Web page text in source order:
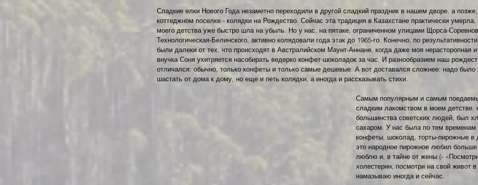
Сладкие елки Нового Года незаметно переходили в другой сладкий праздник в нашем дворе, а
коттеджном поселке - колядки на Рождество. Сейчас эта традиция в Казахстане практически
моего детства уже быстро шла на убыль. Но у нас, на пятаке, ограниченном улицами Щорса-
Технологическая-Белинского, активно колядовали года этак до 1965-го. Конечно, по
были далеки от тех, что происходят в Австралийском Маунт-Аннане, когда даже моя нерасторопная
внучка Соня ухитряется насобирать ведерко конфет-шоколадок за час. И разнообразием наш
отличался: обычно, только конфеты и только самые дешевые. А вот доставался сложнее: надо было
шастать от дома к дому, но еще и петь колядки, а иногда и рассказывать стихи.
Самым популярным и самым
сладким лакомством в моем детстве,
большинства советских людей, был
сахаром. У нас была по тем временам
конфеты, шоколад, торты-пирожные в
это народное пирожное любил больше
люблю и, в тайне от жены (-
холестерин, посмотри на свой живот
намазываю иногда и сейчас.